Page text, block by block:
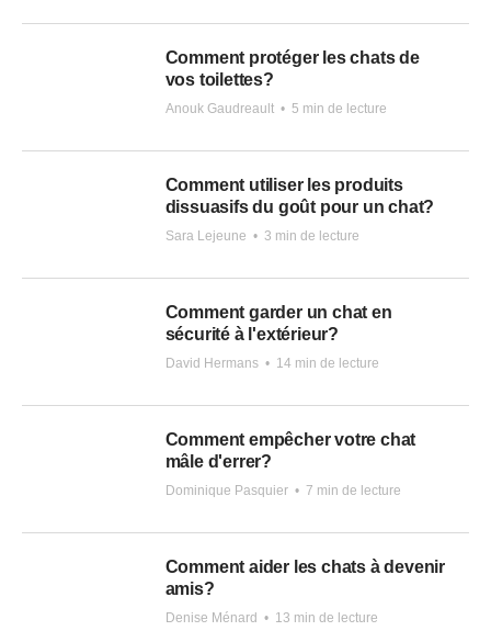
Comment protéger les chats de
vos toilettes?
Anouk Gaudreault • 5 min de lecture
Comment utiliser les produits
dissuasifs du goût pour un chat?
Sara Lejeune • 3 min de lecture
Comment garder un chat en
sécurité à l'extérieur?
David Hermans • 14 min de lecture
Comment empêcher votre chat
mâle d'errer?
Dominique Pasquier • 7 min de lecture
Comment aider les chats à devenir
amis?
Denise Ménard • 13 min de lecture